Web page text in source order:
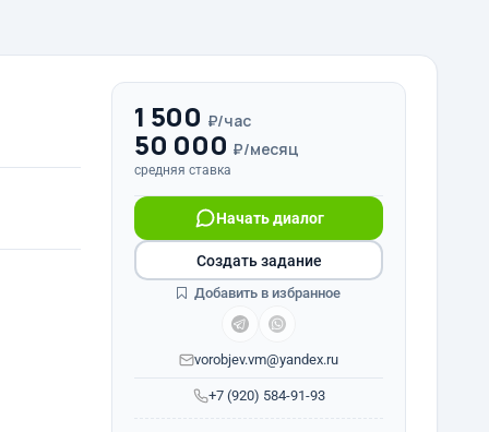
1 500 ₽/час
50 000 ₽/месяц
средняя ставка
+7 (920) 584-91-93
Начать диалог
vorobjev.vm@yandex.ru
Создать задание
Добавить в избранное